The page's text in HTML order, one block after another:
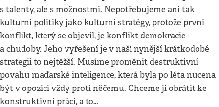
s talenty, ale s možnostmi. Nepotřebujeme ani tak
kulturní politiky jako kulturní stratégy, protože první
konflikt, který se objevil, je konflikt demokracie
a chudoby. Jeho vyřešení je v naší nynější krátkodobé
strategii to nejtěžší. Musíme proměnit destruktivní
povahu maďarské inteligence, která byla po léta nucena
být v opozici vždy proti něčemu. Chceme ji obrátit ke
konstruktivní práci, a to…